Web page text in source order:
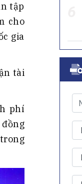
tập
cho
gia
tài
phí